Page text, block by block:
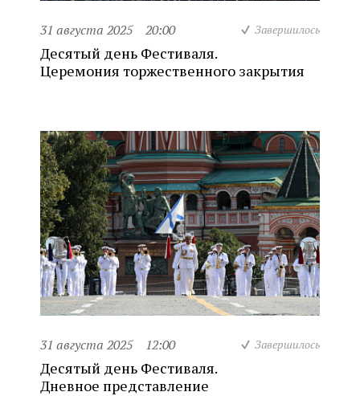
31 августа 2025 20:00 Завершилось
Десятый день Фестиваля.
Церемония торжественного закрытия
31 августа 2025 12:00 Завершилось
Десятый день Фестиваля.
Дневное представление